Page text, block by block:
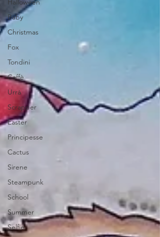
Halloween
Baby
Christmas
Fox
Tondini
Caffè
Urrà
Scrapper
Easter
Principesse
Cactus
Sirene
Steampunk
School
Summer
Selfie